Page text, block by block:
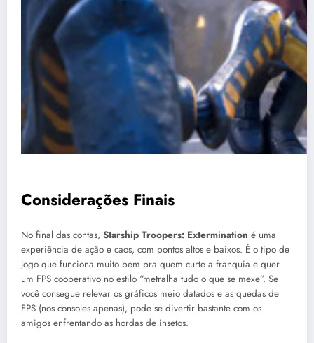
Considerações Finais
No final das contas, Starship Troopers: Extermination é uma
experiência de ação e caos, com pontos altos e baixos. É o tipo de
jogo que funciona muito bem pra quem curte a franquia e quer
um FPS cooperativo no estilo “metralha tudo o que se mexe”. Se
você consegue relevar os gráficos meio datados e as quedas de
FPS (nos consoles apenas), pode se divertir bastante com os
amigos enfrentando as hordas de insetos.